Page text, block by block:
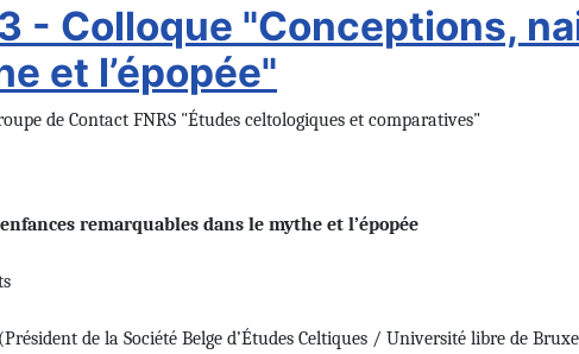
- Colloque "Conceptions,
et l’épopée"
de Contact FNRS "Études celtologiques et comparatives"
remarquables dans le mythe et l’épopée
de la Société Belge d’Études Celtiques / Université libre de